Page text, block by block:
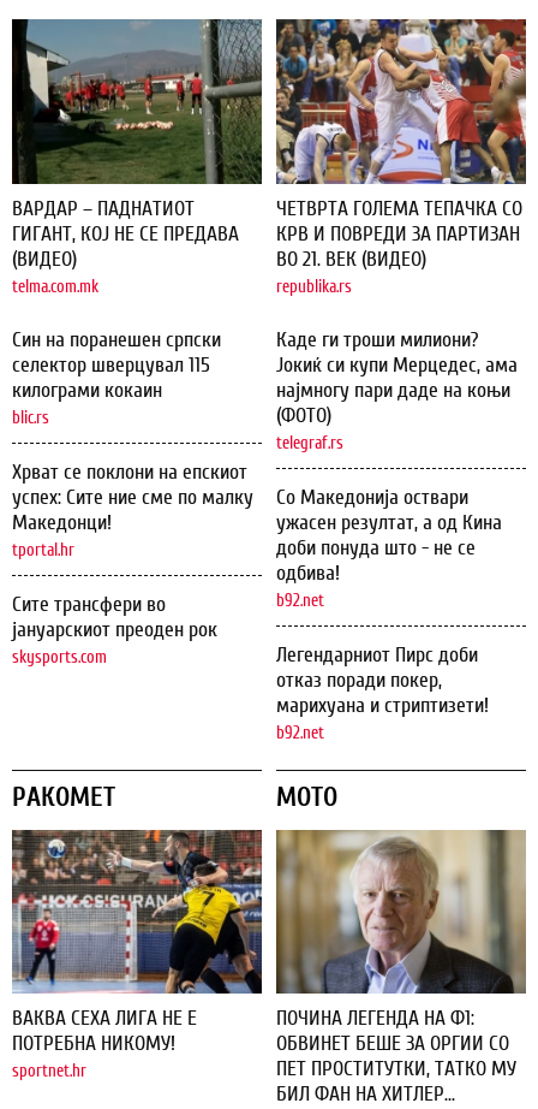
ВАРДАР – ПАДНАТИОТ
ГИГАНТ, КОЈ НЕ СЕ ПРЕДАВА
(ВИДЕО)
telma.com.mk
Син на поранешен српски
селектор шверцувал 115
килограми кокаин
blic.rs
Хрват се поклони на епскиот
успех: Сите ние сме по малку
Македонци!
tportal.hr
Сите трансфери во
јануарскиот преоден рок
skysports.com
ЧЕТВРТА ГОЛЕМА ТЕПАЧКА СО
КРВ И ПОВРЕДИ ЗА ПАРТИЗАН
ВО 21. ВЕК (ВИДЕО)
republika.rs
Каде ги троши милиони?
Јокиќ си купи Мерцедес, ама
најмногу пари даде на коњи
(ФОТО)
telegraf.rs
Со Македонија оствари
ужасен резултат, а од Кина
доби понуда што - не се
одбива!
b92.net
Легендарниот Пирс доби
отказ поради покер,
марихуана и стриптизети!
b92.net
РАКОМЕТ
ВАКВА СЕХА ЛИГА НЕ Е
ПОТРЕБНА НИКОМУ!
sportnet.hr
МОТО
ПОЧИНА ЛЕГЕНДА НА Ф1:
ОБВИНЕТ БЕШЕ ЗА ОРГИИ СО
ПЕТ ПРОСТИТУТКИ, ТАТКО МУ
БИЛ ФАН НА ХИТЛЕР...